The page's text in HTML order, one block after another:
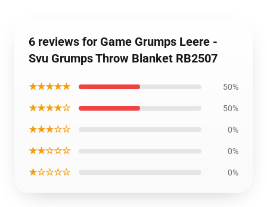
6 reviews for Game Grumps Leere -
Svu Grumps Throw Blanket RB2507
★★★★★ 50%
★★★★☆ 50%
★★★☆☆ 0%
★★☆☆☆ 0%
★☆☆☆☆ 0%